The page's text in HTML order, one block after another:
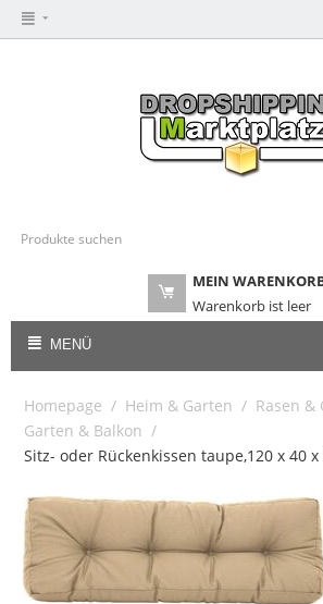
MEIN
Warenkorb ist leer
MENÜ
Homepage / Heim & Garten / Rasen &
Garten & Balkon /
Sitz- oder Rückenkissen taupe,120 x 40 x